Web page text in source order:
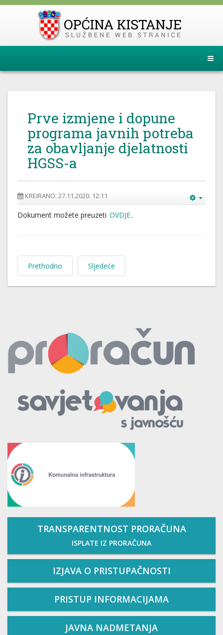
Prve izmjene i dopune
programa javnih potreba
za obavljanje djelatnosti
HGSS-a
KREIRANO: 27.11.2020. 12:11
Dokument možete preuzeti OVDJE.
Prethodno Sljedeće
TRANSPARENTNOST PRORAČUNA
ISPLATE IZ PRORAČUNA
IZJAVA O PRISTUPAČNOSTI
PRISTUP INFORMACIJAMA
JAVNA NADMETANJA